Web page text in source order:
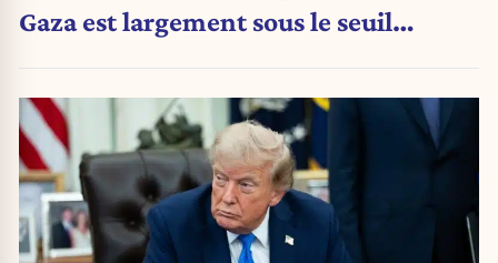
Gaza est largement sous le seuil